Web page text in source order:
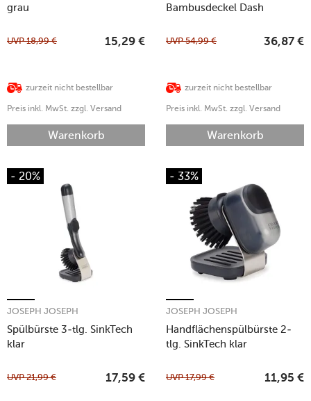
grau
zurzeit nicht bestellbar
UVP18,99 € 15,29 €
Preis inkl. MwSt. zzgl. Versand
Warenkorb
Bambusdeckel Dash
zurzeit nicht bestellbar
UVP54,99 € 36,87 €
Preis inkl. MwSt. zzgl. Versand
Warenkorb
- 20%
Spülbürste 3-tlg. SinkTech
klar
JOSEPH JOSEPH
UVP21,99 € 17,59 €
- 33%
Handflächenspülbürste 2-
tlg. SinkTech klar
JOSEPH JOSEPH
UVP17,99 € 11,95 €